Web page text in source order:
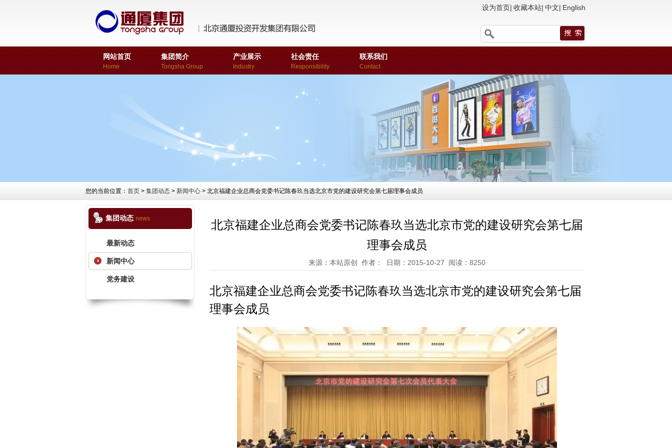
设为首页| 收藏本站| 中文| English
网站首页
Home
集团简介
Tongsha Group
产业展示
Industry
社会责任
Responsibility
联系我们
Contact
您的当前位置： 首页 > 集团动态 > 新闻中心 > 北京福建企业总商会党委书记陈春玖当选北京市党的建设研究会第七届理事会成员
集团动态 news
最新动态
新闻中心
党务建设
北京福建企业总商会党委书记陈春玖当选北京市党的建设研究会第七届
理事会成员
来源：本站原创 作者： 日期：2015-10-27 阅读：8250
北京福建企业总商会党委书记陈春玖当选北京市党的建设研究会第七届
理事会成员